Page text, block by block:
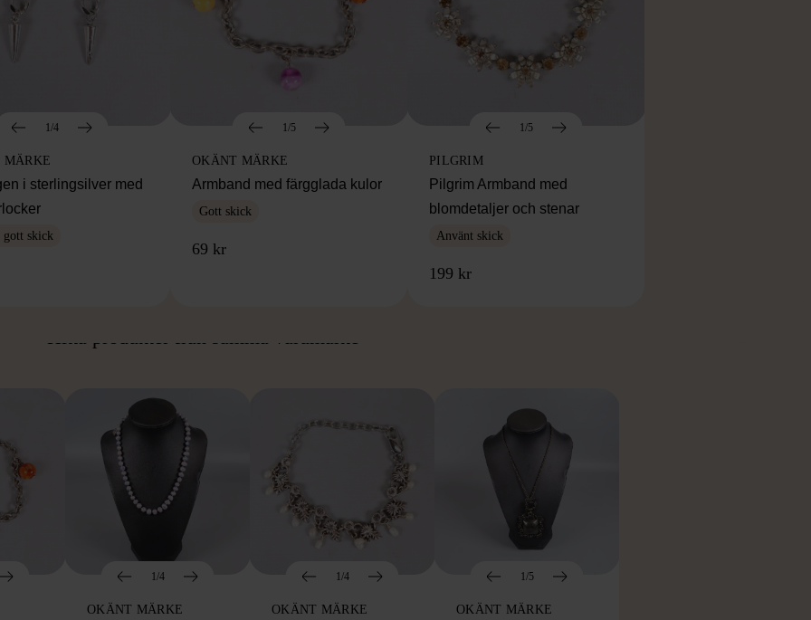
1/4
MÄRKE
i sterlingsilver med
gott skick
1/5
OKÄNT MÄRKE
Armband med färgglada kulor
Gott skick
69 kr
1/5
PILGRIM
Pilgrim Armband med
blomdetaljer och stenar
Använt skick
199 kr
Hitta produkter från samma varumärke
1/4
OKÄNT MÄRKE
1/4
OKÄNT MÄRKE
1/5
OKÄNT MÄRKE